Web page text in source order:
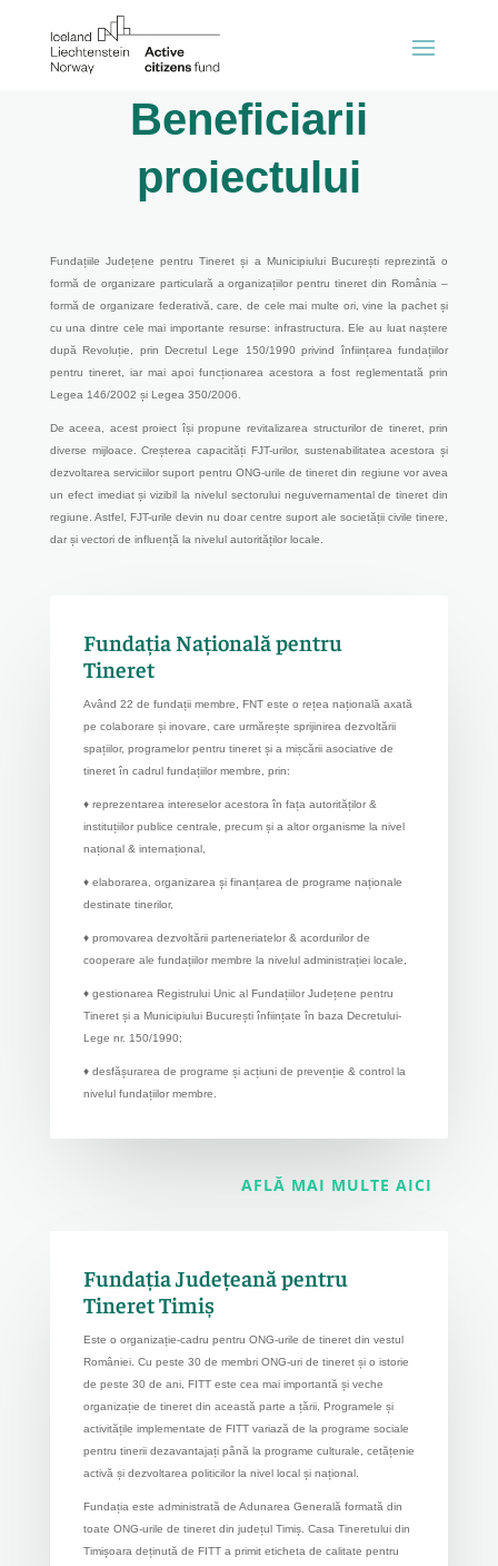
Beneficiarii
proiectului
Fundațiile Județene pentru Tineret și a Municipiului București reprezintă o
formă de organizare particulară a organizațiilor pentru tineret din România –
formă de organizare federativă, care, de cele mai multe ori, vine la pachet și
cu una dintre cele mai importante resurse: infrastructura. Ele au luat naștere
după Revoluție, prin Decretul Lege 150/1990 privind înființarea fundațiilor
pentru tineret, iar mai apoi funcționarea acestora a fost reglementată prin
Legea 146/2002 și Legea 350/2006.
De aceea, acest proiect își propune revitalizarea structurilor de tineret, prin
diverse mijloace. Creșterea capacități FJT-urilor, sustenabilitatea acestora și
dezvoltarea serviciilor suport pentru ONG-urile de tineret din regiune vor avea
un efect imediat și vizibil la nivelul sectorului neguvernamental de tineret din
regiune. Astfel, FJT-urile devin nu doar centre suport ale societății civile tinere,
dar și vectori de influență la nivelul autorităților locale.
Fundația Națională pentru
Tineret
Având 22 de fundații membre, FNT este o rețea națională axată
pe colaborare și inovare, care urmărește sprijinirea dezvoltării
spațiilor, programelor pentru tineret și a mișcării asociative de
tineret în cadrul fundațiilor membre, prin:
♦ reprezentarea intereselor acestora în fața autorităților &
instituțiilor publice centrale, precum și a altor organisme la nivel
național & internațional,
♦ elaborarea, organizarea și finanțarea de programe naționale
destinate tinerilor,
♦ promovarea dezvoltării parteneriatelor & acordurilor de
cooperare ale fundațiilor membre la nivelul administrației locale,
♦ gestionarea Registrului Unic al Fundațiilor Județene pentru
Tineret și a Municipiului București înființate în baza Decretului-
Lege nr. 150/1990;
♦ desfășurarea de programe și acțiuni de prevenție & control la
nivelul fundațiilor membre.
AFLĂ MAI MULTE AICI
Fundația Județeană pentru
Tineret Timiș
Este o organizație-cadru pentru ONG-urile de tineret din vestul
României. Cu peste 30 de membri ONG-uri de tineret și o istorie
de peste 30 de ani, FITT este cea mai importantă și veche
organizație de tineret din această parte a țării. Programele și
activitățile implementate de FITT variază de la programe sociale
pentru tinerii dezavantajați până la programe culturale, cetățenie
activă și dezvoltarea politicilor la nivel local și național.
Fundația este administrată de Adunarea Generală formată din
toate ONG-urile de tineret din județul Timiș. Casa Tineretului din
Timișoara deținută de FITT a primit eticheta de calitate pentru